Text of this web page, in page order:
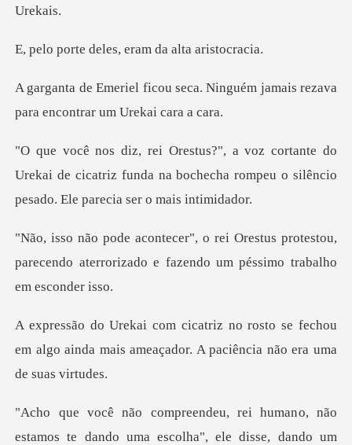
kai
les, eram da alt
a. Ninguém jamais rezava
para e
do
Urekai de cicatriz funda na bochecha rompeu o si
tus protestou,
parecendo aterrorizado e fa
o se fechou
em algo ainda mais ameaçador.
o, não
estamos te dando uma escolha", ele